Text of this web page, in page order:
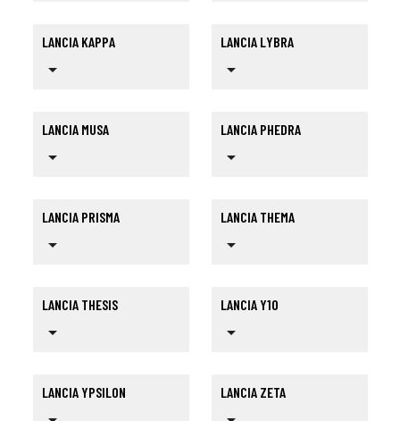
LANCIA KAPPA
arrow_drop_down
LANCIA LYBRA
arrow_drop_down
LANCIA MUSA
arrow_drop_down
LANCIA PHEDRA
arrow_drop_down
LANCIA PRISMA
arrow_drop_down
LANCIA THEMA
arrow_drop_down
LANCIA THESIS
arrow_drop_down
LANCIA Y10
arrow_drop_down
LANCIA YPSILON LANCIA ZETA